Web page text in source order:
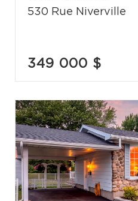
530 Rue Niverville
349 000 $